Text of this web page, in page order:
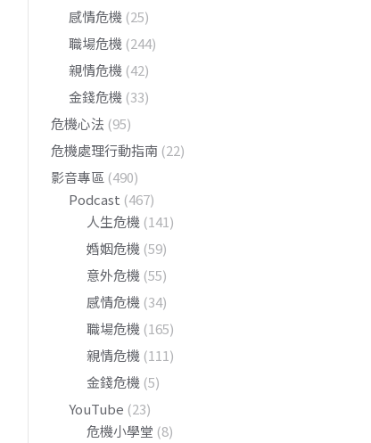
感情危機 (25)
職場危機 (244)
親情危機 (42)
金錢危機 (33)
危機心法 (95)
危機處理行動指南 (22)
影音專區 (490)
Podcast (467)
人生危機 (141)
婚姻危機 (59)
意外危機 (55)
感情危機 (34)
職場危機 (165)
親情危機 (111)
金錢危機 (5)
YouTube (23)
危機小學堂 (8)